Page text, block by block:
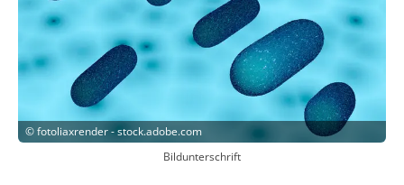
©fotoliaxrender - stock.adobe.com
Bildunterschrift